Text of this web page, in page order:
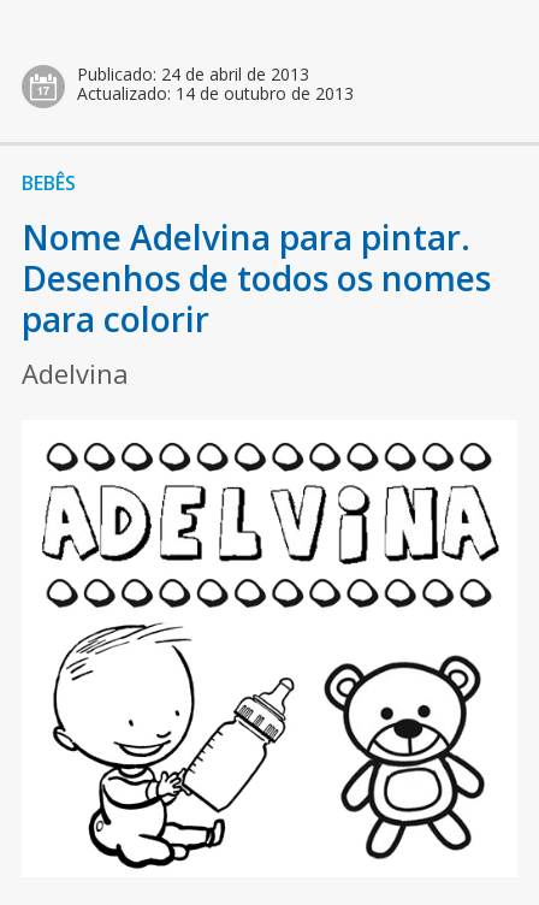
Publicado: 24 de abril de 2013
Actualizado: 14 de outubro de 2013
BEBÊS
Nome Adelvina para pintar.
Desenhos de todos os nomes
para colorir
Adelvina